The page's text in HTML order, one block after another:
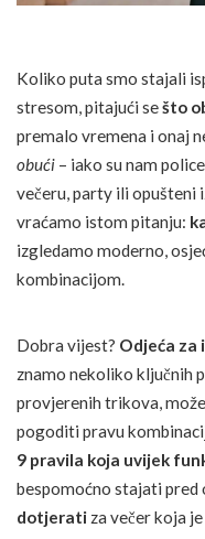
Koliko puta smo stajali
stresom, pitajući sešto
premalo vremena i onaj
obući – iako su nam
večeru, party ili opušteni
vraćamo istom pitanju:
izgledamo moderno,
kombinacijom.
Dobra vijest? Odjeća za
znamo nekoliko ključnih
provjerenih trikova,
pogoditi pravu
9 pravila koja uvijek
bespomoćno stajati
dotjerati za večer koja